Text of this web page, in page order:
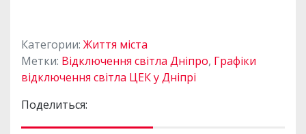
Категории: Життя міста
Метки: Відключення світла Дніпро, Графіки
відключення світла ЦЕК у Дніпрі
Поделиться: